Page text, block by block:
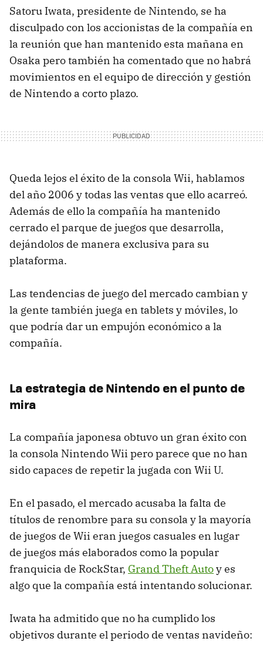
Satoru Iwata, presidente de Nintendo, se ha
disculpado con los accionistas de la compañía en
la reunión que han mantenido esta mañana en
Osaka pero también ha comentado que no habrá
movimientos en el equipo de dirección y gestión
de Nintendo a corto plazo.
Queda lejos el éxito de la consola Wii, hablamos
del año 2006 y todas las ventas que ello acarreó.
Además de ello la compañía ha mantenido
cerrado el parque de juegos que desarrolla,
dejándolos de manera exclusiva para su
plataforma.
Las tendencias de juego del mercado cambian y
la gente también juega en tablets y móviles, lo
que podría dar un empujón económico a la
compañía.
La estrategia de Nintendo en el punto de
mira
La compañía japonesa obtuvo un gran éxito con
la consola Nintendo Wii pero parece que no han
sido capaces de repetir la jugada con Wii U.
En el pasado, el mercado acusaba la falta de
títulos de renombre para su consola y la mayoría
de juegos de Wii eran juegos casuales en lugar
de juegos más elaborados como la popular
franquicia de RockStar, Grand Theft Autoy es
algo que la compañía está intentando solucionar.
Iwata ha admitido que no ha cumplido los
objetivos durante el periodo de ventas navideño: